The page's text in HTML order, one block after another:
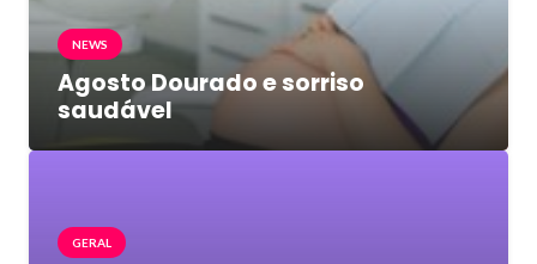
NEWS
Agosto Dourado e sorriso
saudável
GERAL